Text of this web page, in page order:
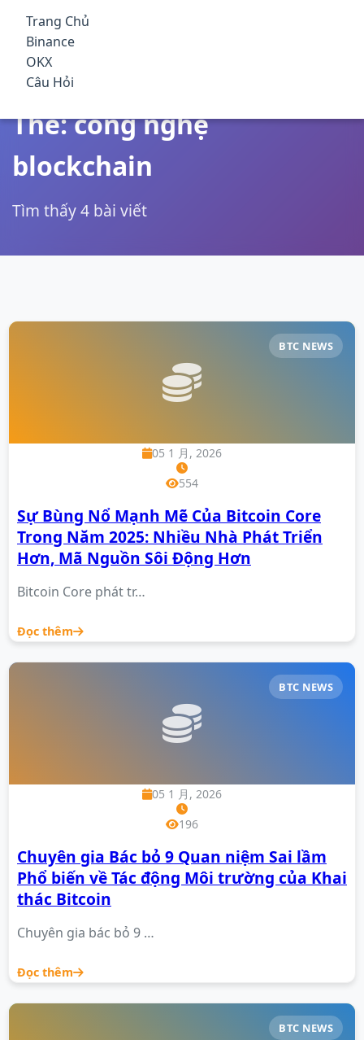
đến
nội
dung
chính
Top Nền Tảng Giao Dịch Tiền
Điện Tử Tốt Nhất 2025 – Phí
Thấp, An Toàn, Có Thưởng
Trang Chủ
Binance
OKX
Câu Hỏi
Trang Chủ
Thẻ: công nghệ
blockchain
Tìm thấy 4 bài viết
BTC NEWS
05 1 月, 2026
554
Sự Bùng Nổ Mạnh Mẽ Của Bitcoin Core
Trong Năm 2025: Nhiều Nhà Phát Triển
Hơn, Mã Nguồn Sôi Động Hơn
Bitcoin Core phát tr…
Đọc thêm
BTC NEWS
05 1 月, 2026
196
Chuyên gia Bác bỏ 9 Quan niệm Sai lầm
Phổ biến về Tác động Môi trường của Khai
thác Bitcoin
Chuyên gia bác bỏ 9 …
Đọc thêm
BTC NEWS